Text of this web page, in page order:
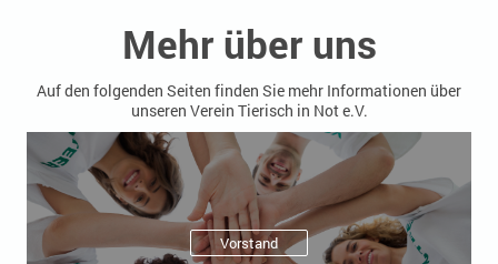
Mehr über uns
Auf den folgenden Seiten finden Sie mehr Informationen über
unseren Verein Tierisch in Not e.V.
Vorstand